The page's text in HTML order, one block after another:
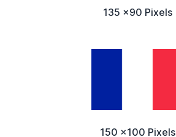
135 x90 Pixels
150 x100 Pixels